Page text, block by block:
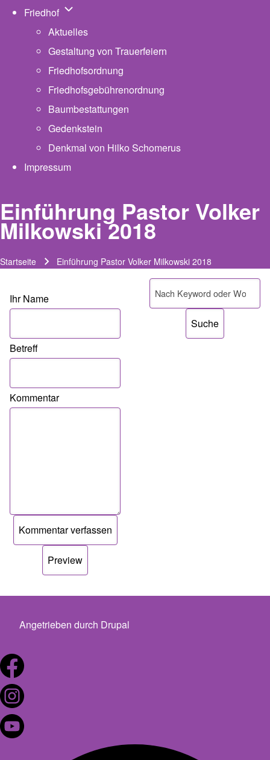
Friedhof Unternavigation von Friedhof
Aktuelles
Gestaltung von Trauerfeiern
Friedhofsordnung
Friedhofsgebührenordnung
Baumbestattungen
Gedenkstein
Denkmal von Hilko Schomerus
Impressum
Einführung Pastor Volker
Milkowski 2018
Startseite Einführung Pastor Volker Milkowski 2018
Ihr Name
Betreff
Kommentar
Suche
Angetrieben durch Drupal